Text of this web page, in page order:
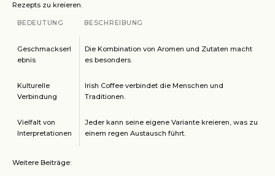
Rezepts zu kreieren.
BEDEUTUNG BESCHREIBUNG
Geschmackserl
ebnis
Die Kombination von Aromen und Zutaten macht
es besonders.
Kulturelle
Verbindung
Irish Coffee verbindet die Menschen und
Traditionen.
Vielfalt von
Interpretationen
Jeder kann seine eigene Variante kreieren, was zu
einem regen Austausch führt.
Weitere Beiträge: